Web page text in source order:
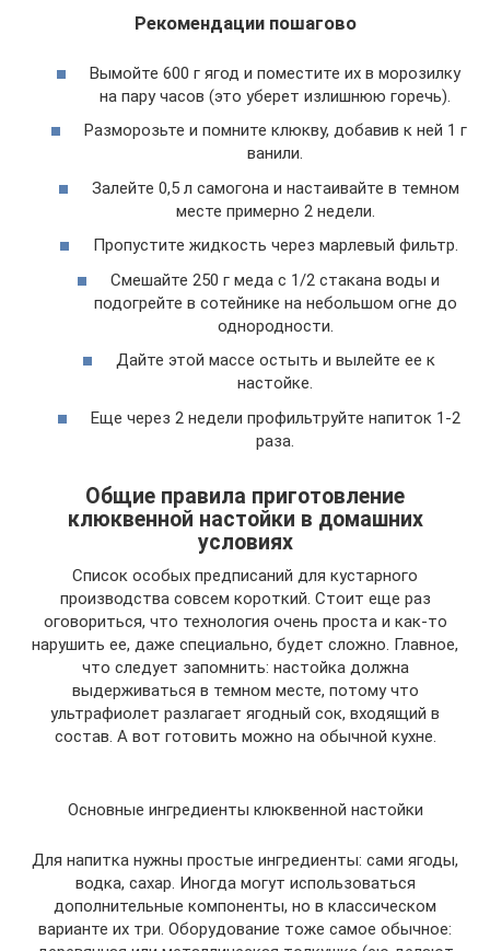
Рекомендации пошагово
Вымойте 600 г ягод и поместите их в морозилку
на пару часов (это уберет излишнюю горечь).
Разморозьте и помните клюкву, добавив к ней 1 г
ванили.
Залейте 0,5 л самогона и настаивайте в темном
месте примерно 2 недели.
Пропустите жидкость через марлевый фильтр.
Смешайте 250 г меда с 1/2 стакана воды и
подогрейте в сотейнике на небольшом огне до
однородности.
Дайте этой массе остыть и вылейте ее к
настойке.
Еще через 2 недели профильтруйте напиток 1-2
раза.
Общие правила приготовление
клюквенной настойки в домашних
условиях
Список особых предписаний для кустарного
производства совсем короткий. Стоит еще раз
оговориться, что технология очень проста и как-то
нарушить ее, даже специально, будет сложно. Главное,
что следует запомнить: настойка должна
выдерживаться в темном месте, потому что
ультрафиолет разлагает ягодный сок, входящий в
состав. А вот готовить можно на обычной кухне.
Основные ингредиенты клюквенной настойки
Для напитка нужны простые ингредиенты: сами ягоды,
водка, сахар. Иногда могут использоваться
дополнительные компоненты, но в классическом
варианте их три. Оборудование тоже самое обычное: